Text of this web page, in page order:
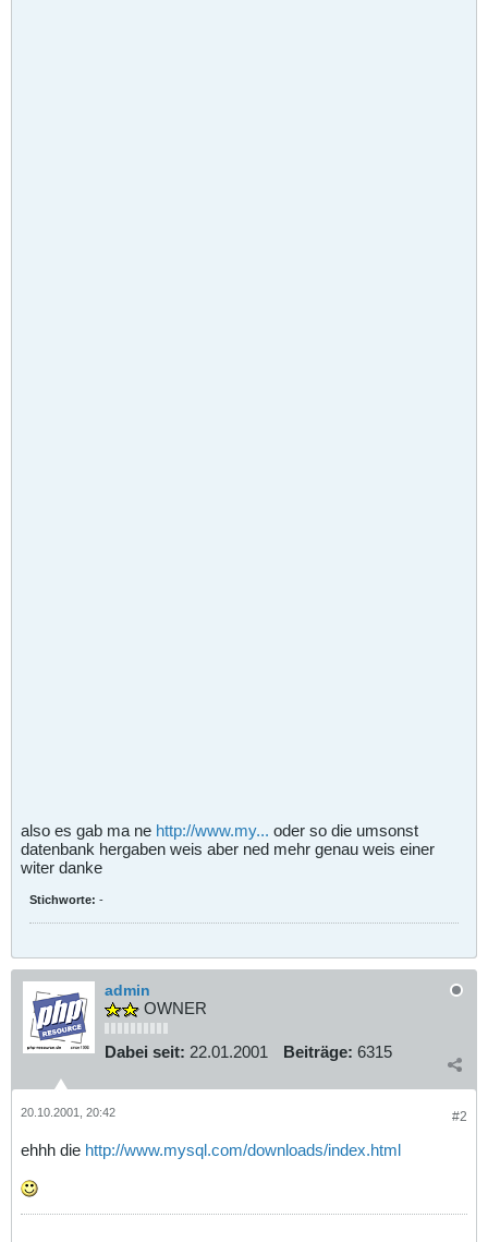
also es gab ma ne http://www.my... oder so die umsonst
datenbank hergaben weis aber ned mehr genau weis einer
witer danke
Stichworte: -
admin
OWNER
Dabei seit: 22.01.2001 Beiträge: 6315
#2
20.10.2001, 20:42
ehhh die http://www.mysql.com/downloads/index.html